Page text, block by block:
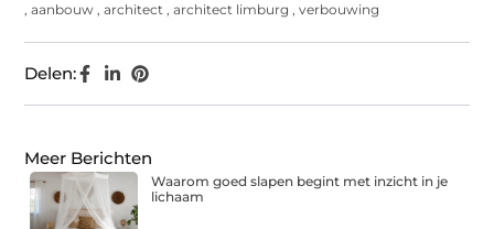
,aanbouw ,architect ,architect limburg ,verbouwing
Delen:
Meer Berichten
Waarom goed slapen begint met inzicht in je
lichaam